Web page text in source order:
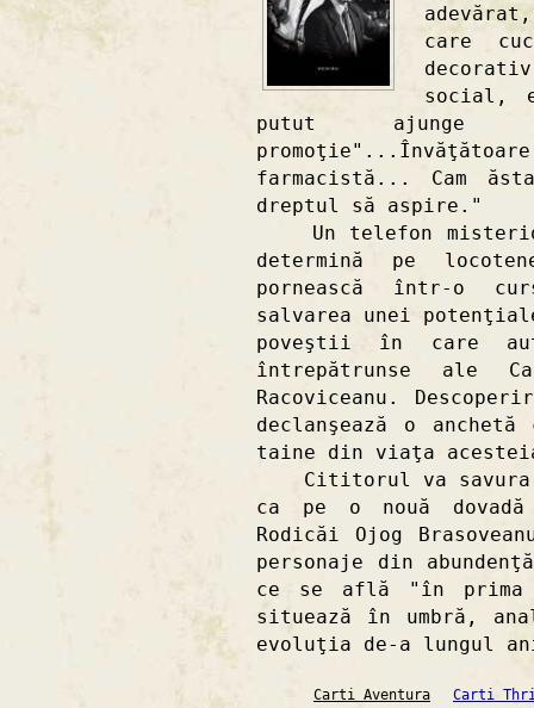
care
social,
putut ajunge
farmacistă... Cam
dreptul să aspire."
Un telefon
determină pe
pornească într-o
salvarea unei
poveştii în care
întrepătrunse ale
Racoviceanu.
declanşează o
taine din viaţa
Cititorul va savura
ca pe o nouă
Rodicăi Ojog
personaje din
ce se află "în
situează în umbră,
evoluţia de-a lungul
Carti Aventura Carti